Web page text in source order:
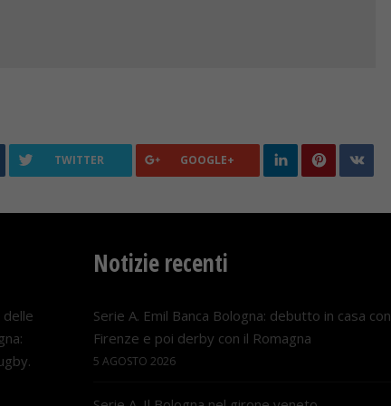
TWITTER GOOGLE+
delle
Notizie recenti
Serie A. Emil Banca Bologna: debutto in casa con
Firenze e poi derby con il Romagna
5 AGOSTO 2026